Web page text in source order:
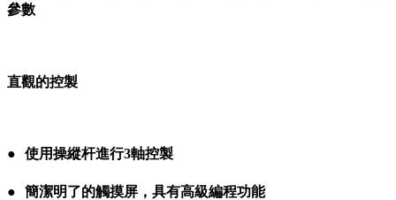
參數
直觀的控製
● 使用操縱杆進行3軸控製
● 簡潔明了的觸摸屏，具有高級編程功能